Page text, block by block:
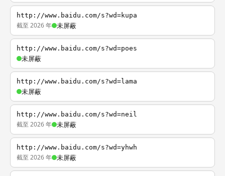
http://www.baidu.com/s?wd=kupa
截至 2026 年 未屏蔽
http://www.baidu.com/s?wd=poes
未屏蔽
http://www.baidu.com/s?wd=lama
未屏蔽
http://www.baidu.com/s?wd=neil
截至 2026 年 未屏蔽
http://www.baidu.com/s?wd=yhwh
截至 2026 年 未屏蔽